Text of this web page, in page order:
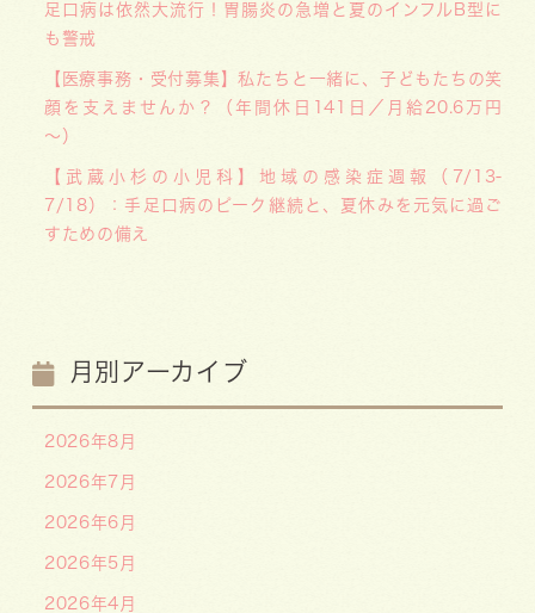
足口病は依然大流行！胃腸炎の急増と夏のインフルB型に
も警戒
【医療事務・受付募集】私たちと一緒に、子どもたちの笑
顔を支えませんか？（年間休日141日／月給20.6万円
～）
【武蔵小杉の小児科】地域の感染症週報（7/13-
7/18）：手足口病のピーク継続と、夏休みを元気に過ご
すための備え
月別アーカイブ
2026年8月
2026年7月
2026年6月
2026年5月
2026年4月